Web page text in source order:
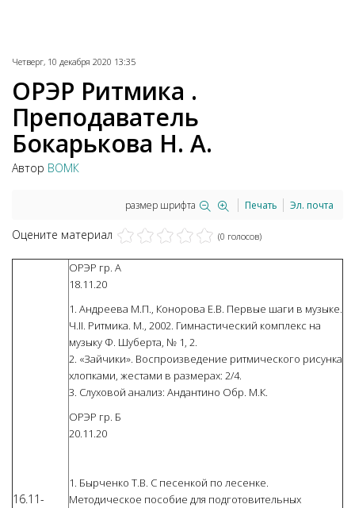
Четверг, 10 декабря 2020 13:35
ОРЭР Ритмика .
Преподаватель
Бокарькова Н. А.
Автор ВОМК
размер шрифта Печать Эл. почта
Оцените материал (0 голосов)
16.11-
ОРЭР гр. А
18.11.20
1. Андреева М.П., Конорова Е.В. Первые шаги в музыке.
Ч.II. Ритмика. М., 2002. Гимнастический комплекс на
музыку Ф. Шуберта, № 1, 2.
2. «Зайчики». Воспроизведение ритмического рисунка
хлопками, жестами в размерах: 2/4.
3. Слуховой анализ: Андантино Обр. М.К.
ОРЭР гр. Б
20.11.20
1. Бырченко Т.В. С песенкой по лесенке.
Методическое пособие для подготовительных